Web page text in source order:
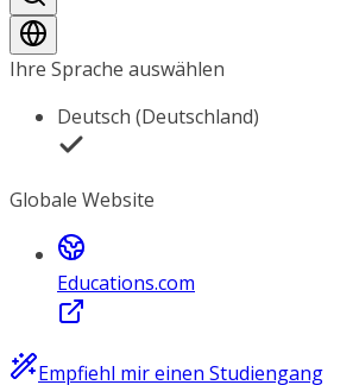
Ihre Sprache auswählen
Deutsch (Deutschland)
Globale Website
Educations.com
Empfiehl mir einen Studiengang